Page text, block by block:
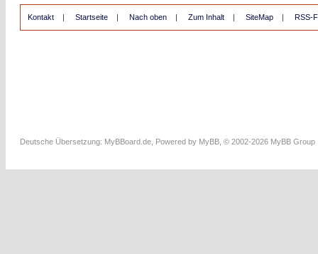
Kontakt | Startseite | Nach oben | Zum Inhalt | SiteMap | RSS-
Deutsche Übersetzung: MyBBoard.de , Powered by MyBB , © 2002-2026 MyBB Group